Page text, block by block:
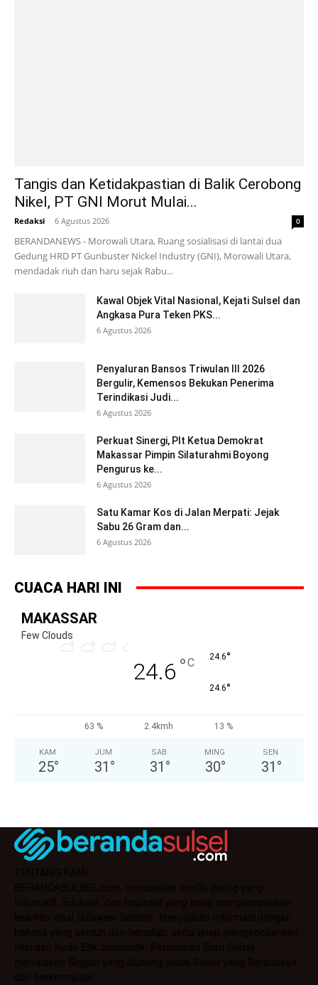
Tangis dan Ketidakpastian di Balik Cerobong
Nikel, PT GNI Morut Mulai...
Redaksi - 6 Agustus 2026 0
BERANDANEWS - Morowali Utara, Ruang sosialisasi di lantai dua
Gedung HRD PT Gunbuster Nickel Industry (GNI), Morowali Utara,
mendadak riuh dan haru sejak Rabu...
Kawal Objek Vital Nasional, Kejati Sulsel dan
Angkasa Pura Teken PKS...
6 Agustus 2026
Penyaluran Bansos Triwulan III 2026
Bergulir, Kemensos Bekukan Penerima
Terindikasi Judi...
6 Agustus 2026
Perkuat Sinergi, Plt Ketua Demokrat
Makassar Pimpin Silaturahmi Boyong
Pengurus ke...
6 Agustus 2026
Satu Kamar Kos di Jalan Merpati: Jejak
Sabu 26 Gram dan...
6 Agustus 2026
CUACA HARI INI
MAKASSAR
Few Clouds
24.6 °C 24.6°
24.6°
63 % 2.4kmh 13 %
KAM
25°
JUM
31 °
SAB
31 °
MING
30°
SEN
31 °